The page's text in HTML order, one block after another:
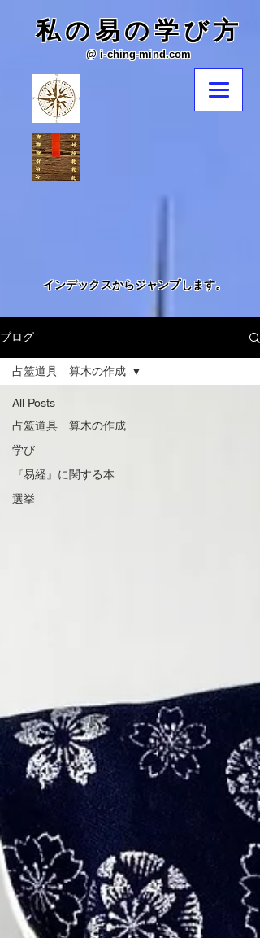
​私の易の学び方
​インデックスからジャンプします。
@ i-ching-mind.com
ブログ
All Posts
占筮道具 算木の作成
学び
『易経』に関する本
選挙
占筮道具 算木の作成